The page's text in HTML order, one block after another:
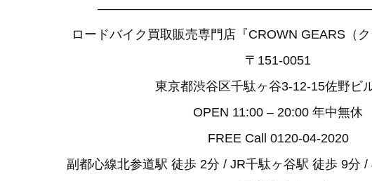
ロードバイク買取販売専門店『CROWN GEARS（ク
〒151-0051
東京都渋谷区千駄ヶ谷3-12-15佐野ビ
OPEN 11:00 – 20:00 年中無休
FREE Call 0120-04-2020
副都心線北参道駅 徒歩 2分 / JR千駄ヶ谷駅 徒歩 9分